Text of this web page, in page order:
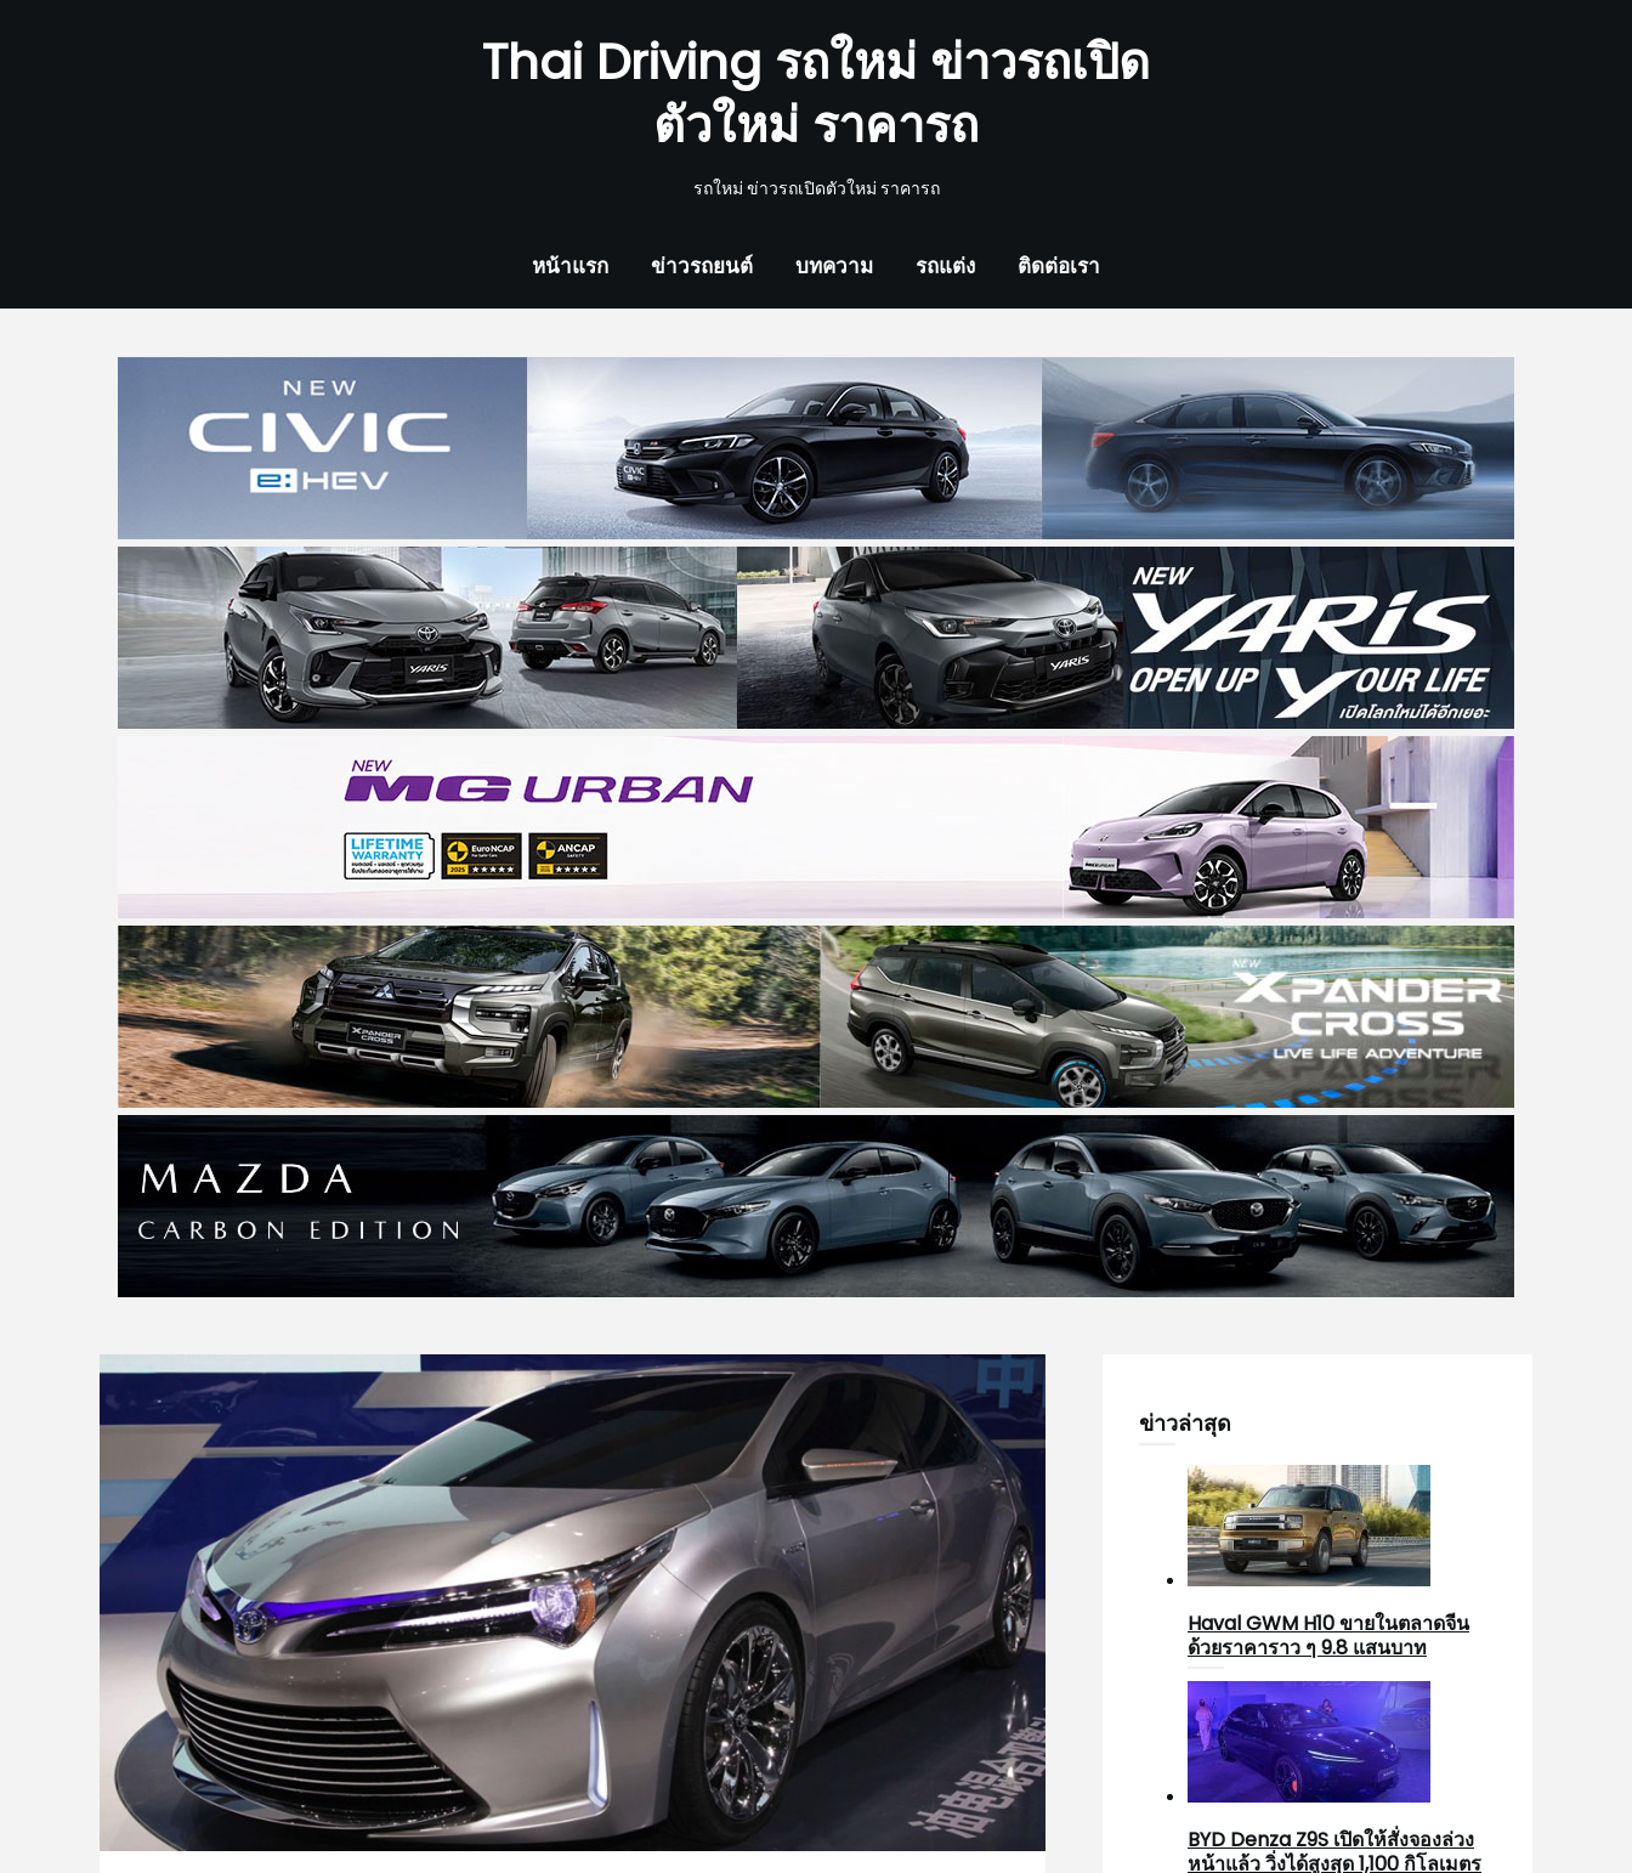
Thai Driving รถใหม่ ข่าวรถเปิด
ตัวใหม่ ราคารถ
รถใหม่ ข่าวรถเปิดตัวใหม่ ราคารถ
หน้าแรก ข่าวรถยนต์ บทความ รถแต่ง ติดต่อเรา
ข่าวล่าสุด
Haval GWM H10 ขายในตลาดจีน
ด้วยราคาราว ๆ 9.8 แสนบาท
BYD Denza Z9S เปิดให้สั่งจองล่วง
หน้าแล้ว วิ่งได้สูงสุด 1,100 กิโลเมตร